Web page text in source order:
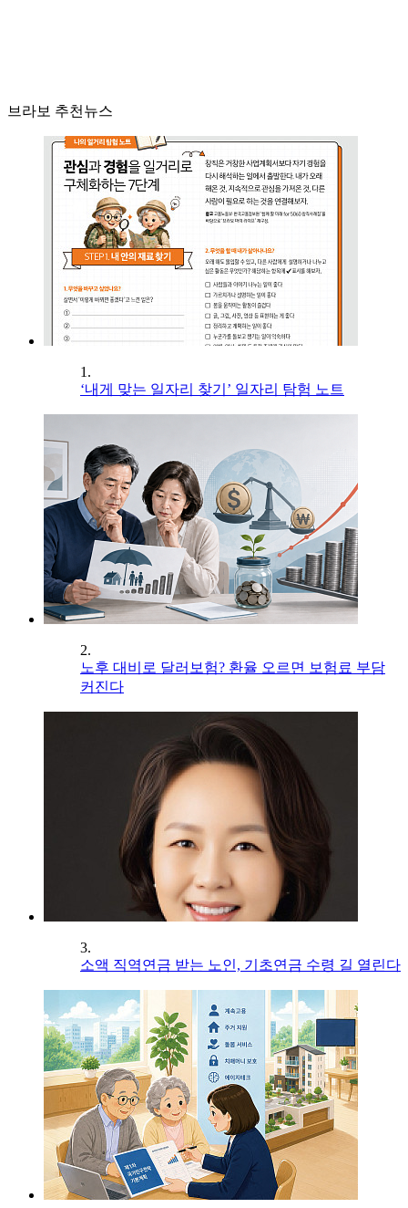
브라보 추천뉴스
1.
‘내게 맞는 일자리 찾기’ 일자리 탐험 노트
2.
노후 대비로 달러보험? 환율 오르면 보험료 부담
커진다
3.
소액 직역연금 받는 노인, 기초연금 수령 길 열린다